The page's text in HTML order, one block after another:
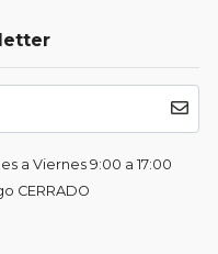
a Viernes 9:00 a 17:00
CERRADO